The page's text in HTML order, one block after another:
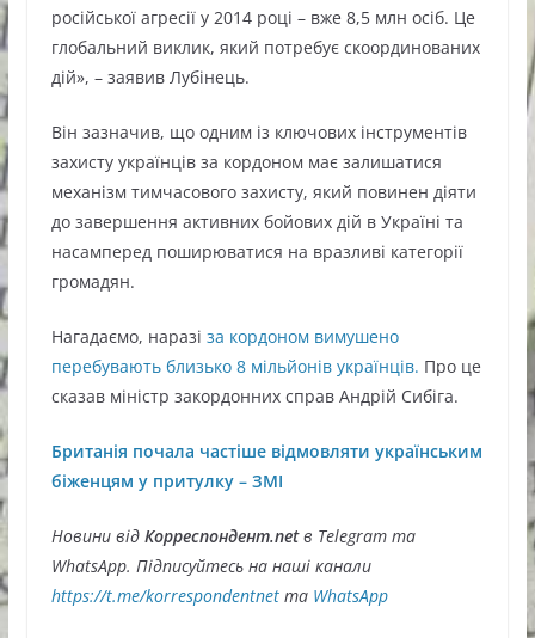
російської агресії у 2014 році –вже 8,5 млн осіб. Це
глобальний виклик, який потребує скоординованих
дій», –заявив Лубінець.
Він зазначив, що одним із ключових інструментів
захисту українців за кордоном має залишатися
механізм тимчасового захисту, який повинен діяти
до завершення активних бойових дій в Україні та
насамперед поширюватися на вразливі категорії
громадян.
Нагадаємо, наразі за кордоном вимушено
перебувають близько 8 мільйонів українців. Про це
сказав міністр закордонних справ Андрій Сибіга.
Британія почала частіше відмовляти українським
біженцям у притулку – ЗМІ
Новини відКорреспондент.netв Telegram та
WhatsApp. Підписуйтесь на наші канали
https://t.me/korrespondentnetта WhatsApp